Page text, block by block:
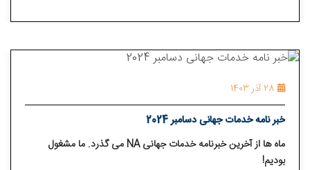
28 آذر 1403
خبر نامه خدمات جهانی دسامبر 2024
ماه ها از آخرین خبرنامه خدمات جهانی NA می گذرد. ما مشغول
بودیم!